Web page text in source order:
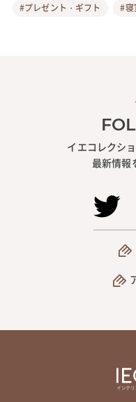
#プレゼント・ギフト
#寝
イエコレクシ
最新情報